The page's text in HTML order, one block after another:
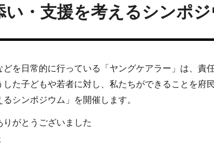
・支援を考えるシンポ
を日常的に行っている「ヤングケアラー」は、責
た子どもや若者に対し、私たちができることを府
シンポジウム」を開催します。
がとうございました